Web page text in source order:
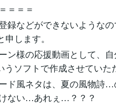
＝＝＝
録などができないような
します。
ン様の応援動画として、
ソフトで作成させていた
ド風ネタは、夏の風物詩…
ない…あれぇ…？？？